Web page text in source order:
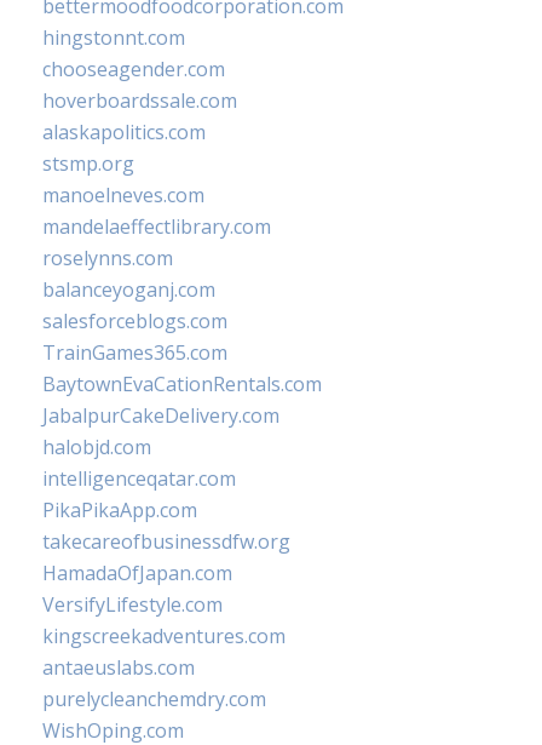
bettermoodfoodcorporation.com
hingstonnt.com
chooseagender.com
hoverboardssale.com
alaskapolitics.com
stsmp.org
manoelneves.com
mandelaeffectlibrary.com
roselynns.com
balanceyoganj.com
salesforceblogs.com
TrainGames365.com
BaytownEvaCationRentals.com
JabalpurCakeDelivery.com
halobjd.com
intelligenceqatar.com
PikaPikaApp.com
takecareofbusinessdfw.org
HamadaOfJapan.com
VersifyLifestyle.com
kingscreekadventures.com
antaeuslabs.com
purelycleanchemdry.com
WishOping.com